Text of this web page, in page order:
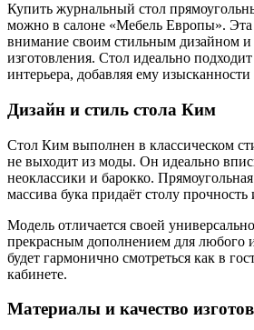
Купить журнальный стол
можно в салоне «Мебель Европы». Эта
внимание своим стильным дизайном и
изготовления. Стол идеально подходит
интерьера, добавляя ему изысканности
Дизайн и стиль стола Ким
Стол Ким выполнен в классическом
не выходит из моды. Он идеально
неоклассики и барокко.
массива бука придаёт столу прочность
Модель отличается своей
прекрасным дополнением для любого
будет гармонично смотреться как в
кабинете.
Материалы и качество